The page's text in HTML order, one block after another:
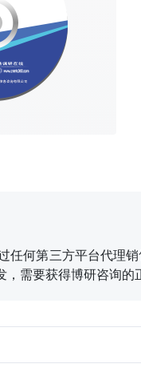
何第三方平台代理
需要获得博研咨询的